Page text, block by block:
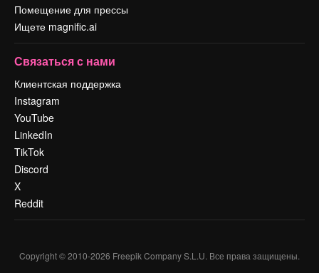
Помещение для прессы
Ищете magnific.ai
Связаться с нами
Клиентская поддержка
Instagram
YouTube
LinkedIn
TikTok
Discord
X
Reddit
Copyright © 2010-2026 Freepik Company S.L.U. Все права защищены.